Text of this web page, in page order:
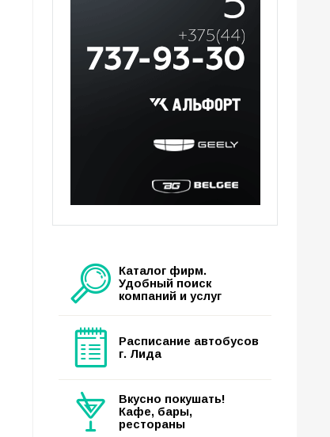
Каталог фирм.
Удобный поиск
компаний и услуг
Расписание автобусов
г. Лида
Вкусно покушать!
Кафе, бары,
рестораны